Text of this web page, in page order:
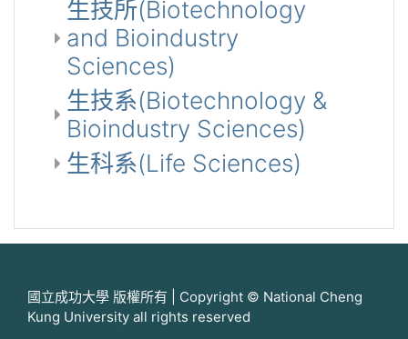
生技所(Biotechnology
and Bioindustry
Sciences)
生技系(Biotechnology &
Bioindustry Sciences)
生科系(Life Sciences)
國立成功大學 版權所有 | Copyright © National Cheng
Kung University all rights reserved